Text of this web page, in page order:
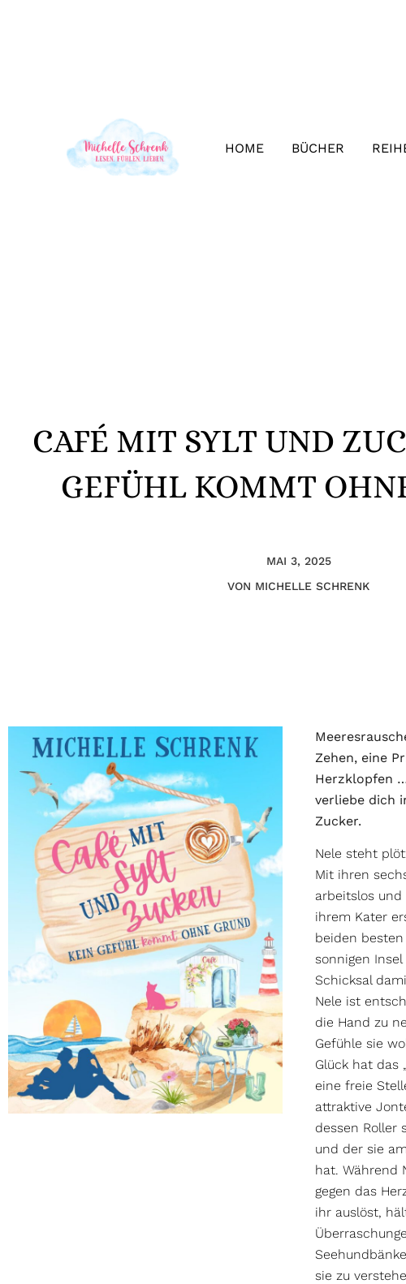
HOME BÜCHER
CAFÉ MIT SYLT UND
GEFÜHL KOMMT
MAI 3, 2025
VON MICHELLE SCHRENK
Zehen, eine
Herzklopfen
verliebe dich
Zucker.
Nele steht
Mit ihren
arbeitslos
ihrem Kater
beiden
sonnigen
Schicksal
Nele ist
die Hand zu
Gefühle sie
Glück hat das
eine freie
attraktive
dessen Roller
und der sie
hat. Während
gegen das
ihr auslöst,
sie zu